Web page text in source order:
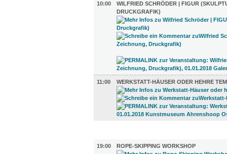
10:00
WILFRIED SCHRÖDER | FIGUR
DRUCKGRAFIK)
11:00 WERKSTATT-HÄUSER ODER HEHRE
19:00
ROPE-SKIPPING WORKSHOP